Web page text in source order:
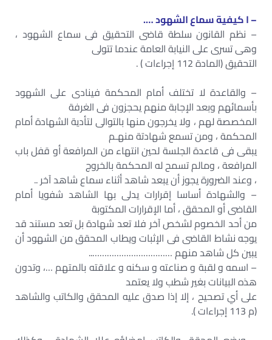
– ا كيفية سماع الشهود ….
– نظم القانون سلطة قاضى التحقيق فى سماع الشهود ،
وهى تسرى على النيابة العامة عندما تتولى
التحقيق (المادة 112 إجراءات ) .
– والقاعدة لا تختلف أمام المحكمة فينادى على الشهود
بأسمائهم وبعد الإجابة منهم يحجزون فى الغرفة
المخصصة لهم ، ولا يخرجون منها بالتوالى لتأدية الشهادة أمام
المحكمة ، ومن تسمع شهادتة منهـم
يبقى فى قاعدة الجلسة لحين انتهاء من المرافعة أو قفل باب
المرافعة ، ومالم تسمح له المحكمة بالخروج
، وعند الضرورة يجوز أن يبعد شاهد أثناء سماع شاهد آخر ..
– والشهادة أساسا إقرارات يدلى بها الشاهد شفويا أمام
القاضى أو المحقق ، أما الإقرارات المكتوبة
من أحد الخصوم لشخص آخر فلا تعد شهادة بل تعد مستند قد
يوجه نشاط القاضى فى الإثبات ويطاب المحقق من الشهود أن
يبين كل شاهد منهم ……………………………..
– اسمه و لقبة و صناعته و سكنه و علاقته بالمتهم …، وتدون
هذه البيانات بغير شطب ولا يعتمد
على أي تصحيح ، إلا إذا صدق عليه المحقق والكاتب والشاهد
(م 113 إجراءات ).